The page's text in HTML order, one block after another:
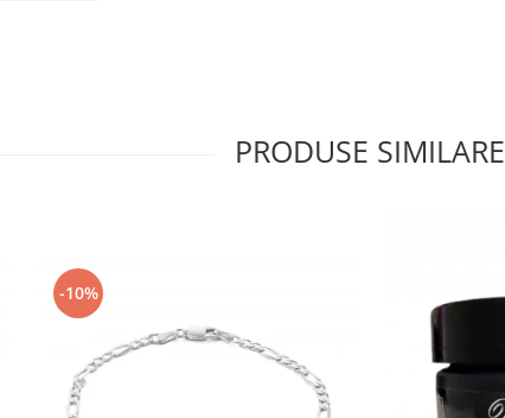
PRODUSE SIMILARE
-10%